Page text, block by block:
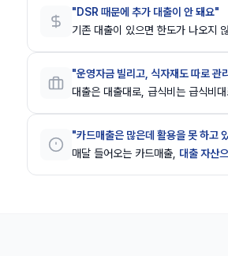
"DSR 때문에 추가 대출이 안 돼요"
기존 대출이 있으면 한도가 나오지
"운영자금 빌리고, 식자재도 따로 관
대출은 대출대로, 급식비는 급식비
"카드매출은 많은데 활용을 못 하고
매달 들어오는 카드매출, 대출 자산